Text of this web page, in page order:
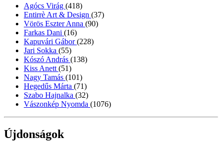
Agócs Virág (418)
Entirrè Art & Design (37)
Vörös Eszter Anna (90)
Farkas Dani (16)
Kapuvári Gábor(228)
Jari Sokka (55)
Kószó András (138)
Kiss Anett (51)
Nagy Tamás (101)
Hegedűs Márta (71)
Szabo Hajnalka (32)
Vászonkép Nyomda (1076)
Újdonságok